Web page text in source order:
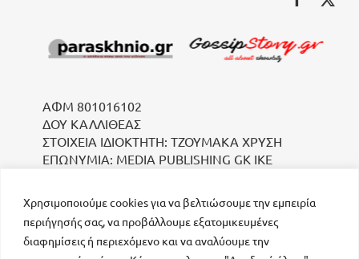
Χρησιμοποιούμε cookies για να βελτιώσουμε την εμπειρία
περιήγησής σας, να προβάλλουμε εξατομικευμένες
διαφημίσεις ή περιεχόμενο και να αναλύουμε την
ΑΦΜ 801016102
ΔΟΥ ΚΑΛΛΙΘΕΑΣ
ΣΤΟΙΧΕΙΑ ΙΔΙΟΚΤΗΤΗ: ΤΖΟΥΜΑΚΑ ΧΡΥΣΗ
ΕΠΩΝΥΜΙΑ: MEDIA PUBLISHING GK IKE